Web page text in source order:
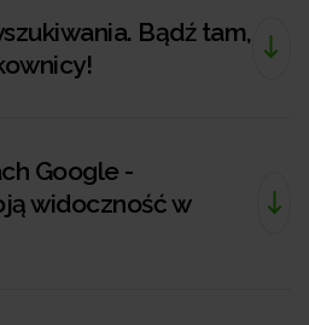
Bądź tam,
Google -
widoczność w